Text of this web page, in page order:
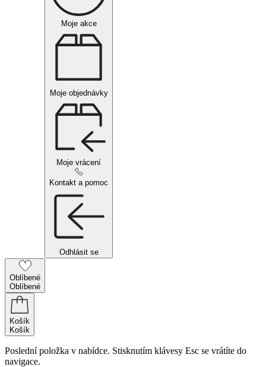
Moje akce
Moje objednávky
Moje vrácení
Kontakt a pomoc
Odhlásit se
Oblíbené
Oblíbené
Košík
Košík
Poslední položka v nabídce. Stisknutím klávesy Esc se vrátíte do
navigace.